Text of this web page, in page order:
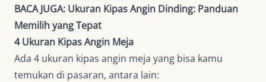
BACA JUGA: Ukuran Kipas Angin Dinding: Panduan
Memilih yang Tepat
4 Ukuran Kipas Angin Meja
Ada 4 ukuran kipas angin meja yang bisa kamu
temukan di pasaran, antara lain: